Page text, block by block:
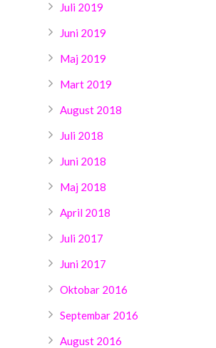
Juli 2019
Juni 2019
Maj 2019
Mart 2019
August 2018
Juli 2018
Juni 2018
Maj 2018
April 2018
Juli 2017
Juni 2017
Oktobar 2016
Septembar 2016
August 2016